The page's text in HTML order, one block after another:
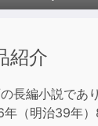
or
紹介
長編小説で
（明治39年